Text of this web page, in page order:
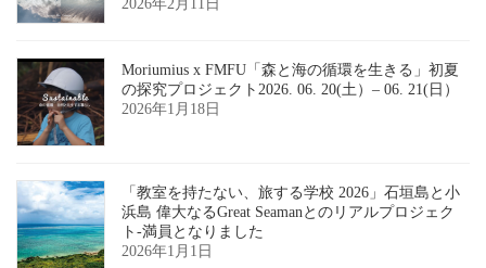
2026年2月11日
Moriumius x FMFU「森と海の循環を生きる」初夏
の探究プロジェクト2026. 06. 20(土）– 06. 21(日）
2026年1月18日
「教室を持たない、旅する学校 2026」石垣島と小
浜島 偉大なるGreat Seamanとのリアルプロジェク
ト-満員となりました
2026年1月1日